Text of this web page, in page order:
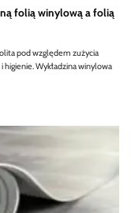
folią winylową a folią
pod względem zużycia
higienie. Wykładzina winylowa